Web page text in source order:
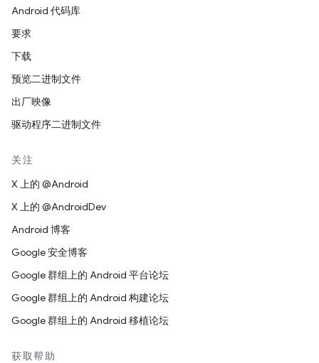
Android 代码库
要求
下载
预览二进制文件
出厂映像
驱动程序二进制文件
关注
X 上的 @Android
X 上的 @AndroidDev
Android 博客
Google 安全博客
Google 群组上的 Android 平台论坛
Google 群组上的 Android 构建论坛
Google 群组上的 Android 移植论坛
获取帮助